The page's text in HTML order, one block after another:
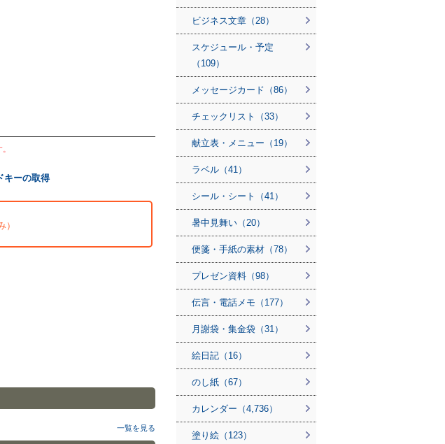
キーの取得
一覧を見る
ビジネス文章（28）
スケジュール・予定
（109）
メッセージカード（86）
チェックリスト（33）
献立表・メニュー（19）
ラベル（41）
シール・シート（41）
暑中見舞い（20）
便箋・手紙の素材（78）
プレゼン資料（98）
伝言・電話メモ（177）
月謝袋・集金袋（31）
絵日記（16）
のし紙（67）
カレンダー（4,736）
塗り絵（123）